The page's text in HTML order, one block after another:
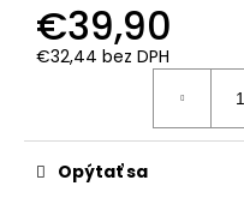
€39,90
€32,44 bez DPH
Opýtať sa